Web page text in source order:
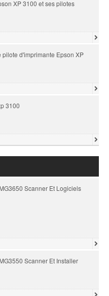
XP 3100 et ses pilotes
pilote d'imprimante Epson XP
3100
Scanner Et Logiciels
Scanner Et Installer